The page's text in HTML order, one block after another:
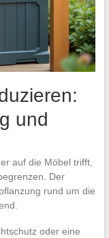
und
auf die Möbel trifft,
Der
rund um die
oder eine